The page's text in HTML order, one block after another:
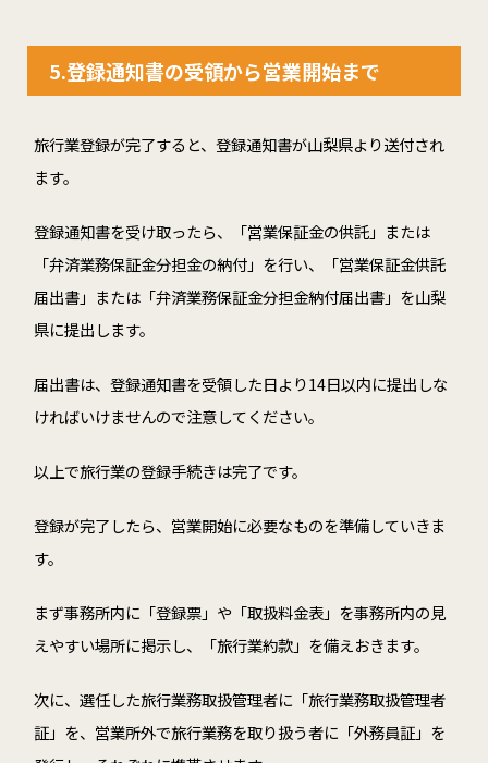
5.登録通知書の受領から営業開始まで
旅行業登録が完了すると、登録通知書が山梨県より送付され
ます。
登録通知書を受け取ったら、「営業保証金の供託」または
「弁済業務保証金分担金の納付」を行い、「営業保証金供託
届出書」または「弁済業務保証金分担金納付届出書」を山梨
県に提出します。
届出書は、登録通知書を受領した日より14日以内に提出しな
ければいけませんので注意してください。
以上で旅行業の登録手続きは完了です。
登録が完了したら、営業開始に必要なものを準備していきま
す。
まず事務所内に「登録票」や「取扱料金表」を事務所内の見
えやすい場所に掲示し、「旅行業約款」を備えおきます。
次に、選任した旅行業務取扱管理者に「旅行業務取扱管理者
証」を、営業所外で旅行業務を取り扱う者に「外務員証」を